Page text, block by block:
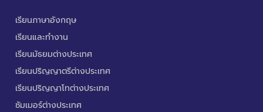
เรียนภาษาอังกฤษ
เรียนและทำงาน
เรียนมัธยมต่างประเทศ
เรียนปริญญาตรีต่างประเทศ
เรียนปริญญาโทต่างประเทศ
ซัมเมอร์ต่างประเทศ